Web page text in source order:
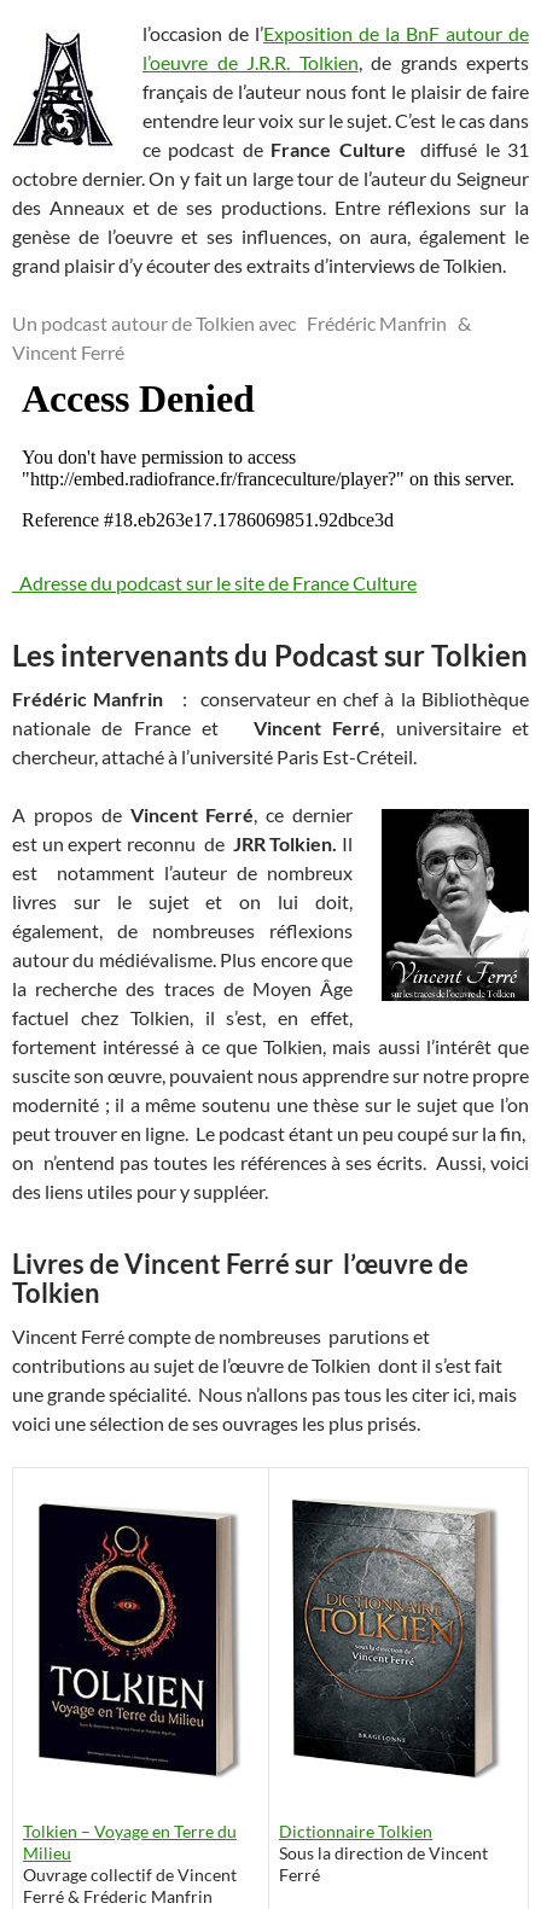
l’occasion de l’Exposition de la BnF autour de
l’oeuvre de J.R.R. Tolkien, de grands experts
français de l’auteur nous font le plaisir de faire
entendre leur voix sur le sujet. C’est le cas dans
ce podcast de France Culture diffusé le 31
octobre dernier. On y fait un large tour de l’auteur du Seigneur
des Anneaux et de ses productions. Entre réflexions sur la
genèse de l’oeuvre et ses influences, on aura, également le
grand plaisir d’y écouter des extraits d’interviews de Tolkien.
Un podcast autour de Tolkien avec Frédéric Manfrin &
Vincent Ferré
Adresse du podcast sur le site de France Culture
Les intervenants du Podcast sur Tolkien
Frédéric Manfrin : conservateur en chef à la Bibliothèque
nationale de France et Vincent Ferré, universitaire et
chercheur, attaché à l’université Paris Est-Créteil.
A propos de Vincent Ferré, ce dernier
est un expert reconnu de JRR Tolkien. Il
est notamment l’auteur de nombreux
livres sur le sujet et on lui doit,
également, de nombreuses réflexions
autour du médiévalisme. Plus encore que
la recherche des traces de Moyen Âge
factuel chez Tolkien, il s’est, en effet,
fortement intéressé à ce que Tolkien, mais aussi l’intérêt que
suscite son œuvre, pouvaient nous apprendre sur notre propre
modernité ; il a même soutenu une thèse sur le sujet que l’on
peut trouver en ligne. Le podcast étant un peu coupé sur la fin,
on n’entend pas toutes les références à ses écrits. Aussi, voici
des liens utiles pour y suppléer.
Livres de Vincent Ferré sur l’œuvre de
Tolkien
Vincent Ferré compte de nombreuses parutions et
contributions au sujet de l’œuvre de Tolkien dont il s’est fait
une grande spécialité. Nous n’allons pas tous les citer ici, mais
voici une sélection de ses ouvrages les plus prisés.
Tolkien – Voyage en Terre du
Milieu
Ouvrage collectif de Vincent
Ferré & Fréderic Manfrin
Dictionnaire Tolkien
Sous la direction de Vincent
Ferré